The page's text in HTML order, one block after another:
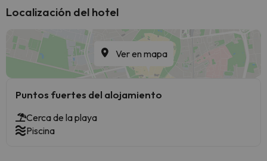
Localización del hotel
Ver en mapa
Puntos fuertes del alojamiento
Cerca de la playa
Piscina